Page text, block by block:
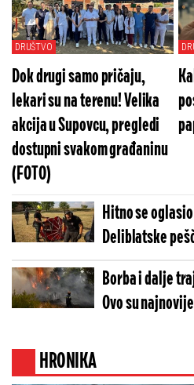
DRUŠTVO
Dok drugi samo pričaju,
lekari su na terenu! Velika
akcija u Supovcu, pregledi
dostupni svakom građaninu
(FOTO)
Hitno se
Deliblatske
Borba i dalje
Ovo su
HRONIKA